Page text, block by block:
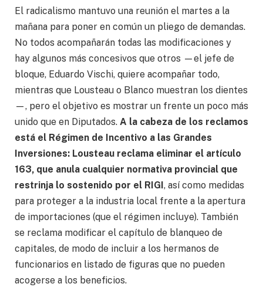
El radicalismo mantuvo una reunión el martes a la
mañana para poner en común un pliego de demandas.
No todos acompañarán todas las modificaciones y
hay algunos más concesivos que otros —el jefe de
bloque, Eduardo Vischi, quiere acompañar todo,
mientras que Lousteau o Blanco muestran los dientes
—, pero el objetivo es mostrar un frente un poco más
unido que en Diputados. A la cabeza de los reclamos
está el Régimen de Incentivo a las Grandes
Inversiones: Lousteau reclama eliminar el artículo
163, que anula cualquier normativa provincial que
restrinja lo sostenido por el RIGI , así como medidas
para proteger a la industria local frente a la apertura
de importaciones (que el régimen incluye). También
se reclama modificar el capítulo de blanqueo de
capitales, de modo de incluir a los hermanos de
funcionarios en listado de figuras que no pueden
acogerse a los beneficios.